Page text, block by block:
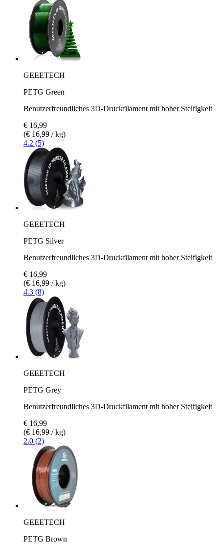
GEEETECH
PETG Green
Benutzerfreundliches 3D-Druckfilament mit hoher Steifigkeit
€ 16,99
(€ 16,99 / kg)
4.2 (5)
GEEETECH
PETG Silver
Benutzerfreundliches 3D-Druckfilament mit hoher Steifigkeit
€ 16,99
(€ 16,99 / kg)
4.3 (8)
GEEETECH
PETG Grey
Benutzerfreundliches 3D-Druckfilament mit hoher Steifigkeit
€ 16,99
(€ 16,99 / kg)
2.0 (2)
GEEETECH
PETG Brown